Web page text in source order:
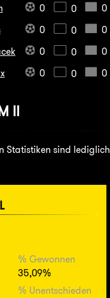
0 0 0
0 0 0
0 0 0
0 0 0
II
Statistiken sind lediglich
% Gewonnen
35,09%
% Unentschieden